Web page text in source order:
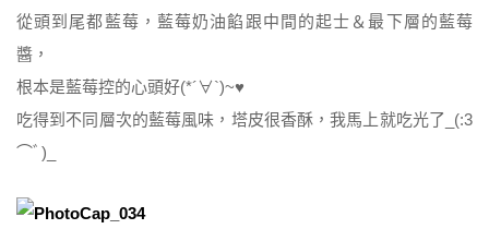
從頭到尾都藍莓，藍莓奶油餡跟中間的起士＆最下層的藍莓
醬，
根本是藍莓控的心頭好(*´∀`)~♥
吃得到不同層次的藍莓風味，塔皮很香酥，我馬上就吃光了_(:3
⌒ﾞ)_